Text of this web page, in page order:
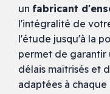
un fabricant
l'intégralité de
l'étude jusqu'à la
permet de garantir
délais maîtrisés et
adaptées à chaque